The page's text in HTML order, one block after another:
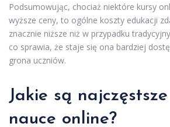
Podsumowując, chociaż niektóre kursy
wyższe ceny, to ogólne koszty edukacji
znacznie niższe niż w przypadku
co sprawia, że staje się ona bardziej
grona uczniów.
Jakie są
nauce online?